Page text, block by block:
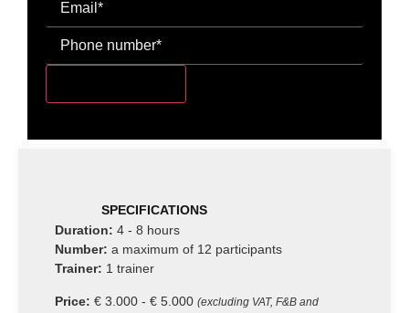
SPECIFICATIONS
Duration: 4 - 8 hours
Number: a maximum of 12 participants
Trainer: 1 trainer
Price: € 3.000 - € 5.000 (excluding VAT, F&B and